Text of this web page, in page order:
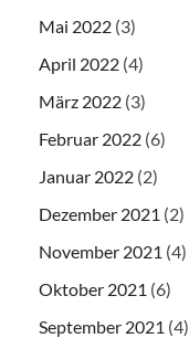
Mai 2022 (3)
April 2022 (4)
März 2022 (3)
Februar 2022 (6)
Januar 2022 (2)
Dezember 2021 (2)
November 2021 (4)
Oktober 2021 (6)
September 2021 (4)